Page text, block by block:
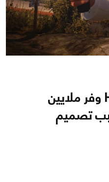
مطور ألعاب Hitman وفر ملايين
تصميم